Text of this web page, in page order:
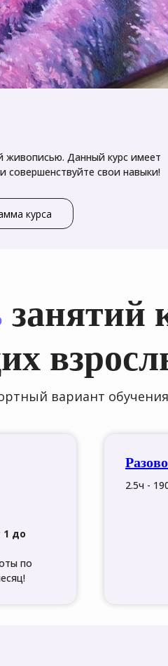
живописью. Данный курс имеет
свои навыки!
курса
занятий
вариант
до
по
2.5ч -